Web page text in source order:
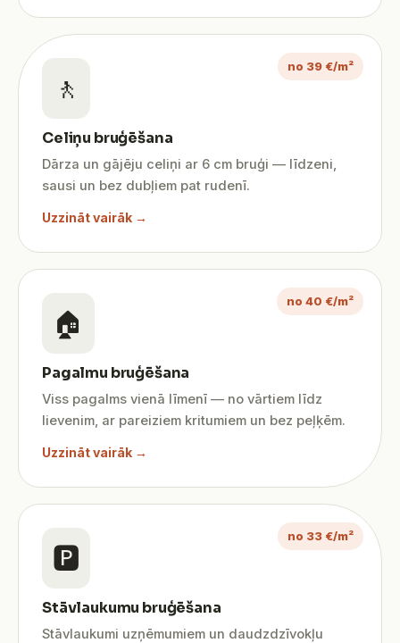
no 39 €/m²
🚶
Celiņu bruģēšana
Dārza un gājēju celiņi ar 6 cm bruģi — līdzeni,
sausi un bez dubļiem pat rudenī.
Uzzināt vairāk →
no 40 €/m²
🏠
Pagalmu bruģēšana
Viss pagalms vienā līmenī — no vārtiem līdz
lievenim, ar pareiziem kritumiem un bez peļķēm.
Uzzināt vairāk →
no 33 €/m²
🅿️
Stāvlaukumu bruģēšana
Stāvlaukumi uzņēmumiem un daudzdzīvokļu